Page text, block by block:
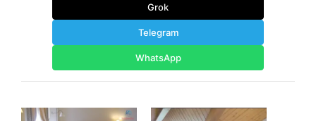
Grok
Telegram
WhatsApp